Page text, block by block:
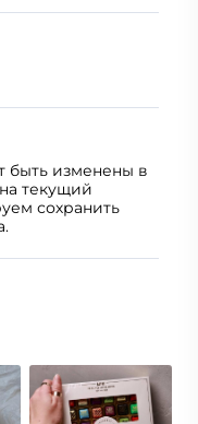
быть изменены в
текущий
сохранить